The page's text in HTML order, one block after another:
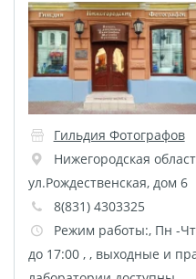
акриле
Печать на баннере
Фотообои
Трафареты
Печать на прозрачной
пленке
Рекламные конструкции
Напольная графика
Широкоформатное
ламинирование
Изготовление баннеров
Гильдия Фотографов
Нижегородская
ул.Рождественская, дом 6
8(831) 4303325
Режим работы:, Пн -
до 17:00 , , выходные и